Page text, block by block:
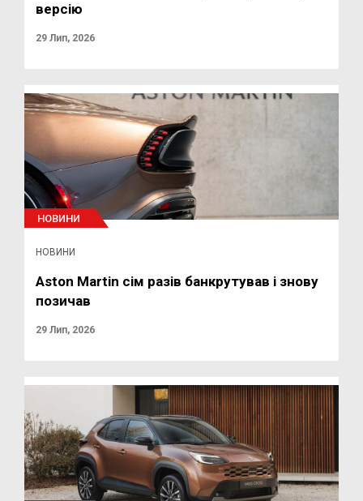
версію
29 Лип, 2026
НОВИНИ
НОВИНИ
Aston Martin сім разів банкрутував і знову
позичав
29 Лип, 2026